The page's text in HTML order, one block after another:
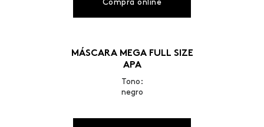
Compra online
MÁSCARA MEGA FULL SIZE
APA
Tono:
negro